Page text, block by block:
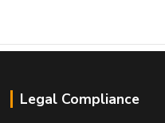
Legal Compliance